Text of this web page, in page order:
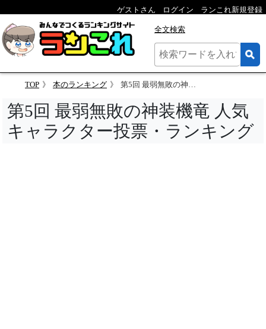
ゲストさん ログイン ランこれ新規登録
全文検索
TOP 本のランキング 第5回 最弱無敗の神装機竜 人気キャラクター投票
第5回 最弱無敗の神装機竜 人気
キャラクター投票・ランキング